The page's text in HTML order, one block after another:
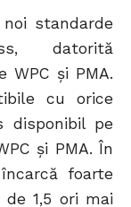
standarde
datorită
și PMA.
cu orice
disponibil pe
și PMA. În
foarte
1,5 ori mai